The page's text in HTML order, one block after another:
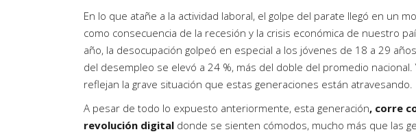
En lo que atañe a la actividad laboral, el golpe del parate llegó en un
como consecuencia de la recesión y la crisis económica de nuestro
año, la desocupación golpeó en especial a los jóvenes de 18 a 29
del desempleo se elevó a 24 %, más del doble del promedio
reflejan la grave situación que estas generaciones están atravesando.
A pesar de todo lo expuesto anteriormente, esta generación, corre
revolución digital donde se sienten cómodos, mucho más que las